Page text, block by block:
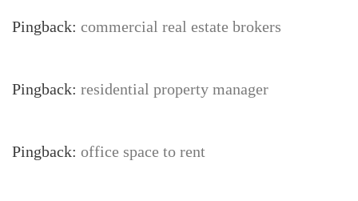
Pingback: commercial real estate brokers
Pingback: residential property manager
Pingback: office space to rent